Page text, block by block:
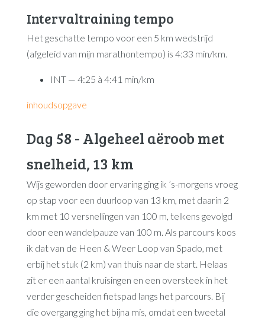
Intervaltraining tempo
Het geschatte tempo voor een 5 km wedstrijd
(afgeleid van mijn marathontempo) is 4:33 min/km.
INT — 4:25 à 4:41 min/km
inhoudsopgave
Dag 58 - Algeheel aëroob met
snelheid, 13 km
Wijs geworden door ervaring ging ik ’s-morgens vroeg
op stap voor een duurloop van 13 km, met daarin 2
km met 10 versnellingen van 100 m, telkens gevolgd
door een wandelpauze van 100 m. Als parcours koos
ik dat van de Heen & Weer Loop van Spado, met
erbij het stuk (2 km) van thuis naar de start. Helaas
zit er een aantal kruisingen en een oversteek in het
verder gescheiden fietspad langs het parcours. Bij
die overgang ging het bijna mis, omdat een tweetal